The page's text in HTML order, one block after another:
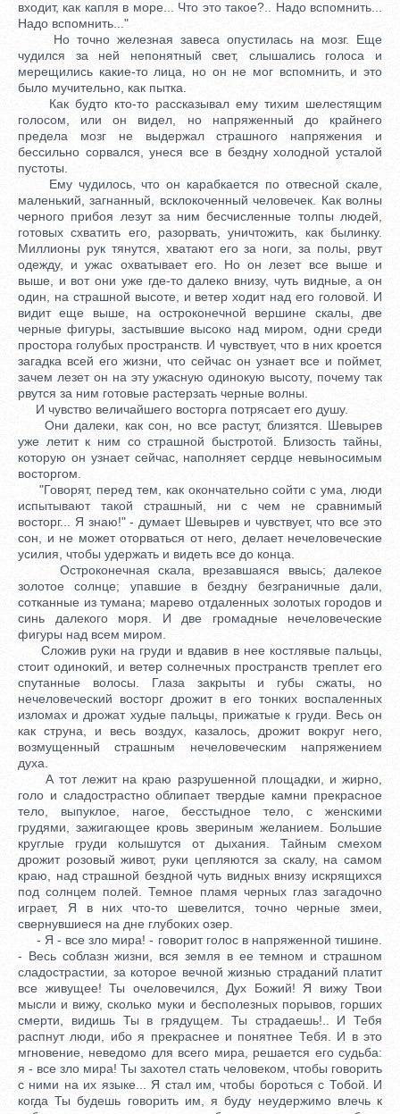
входит, как капля в море... Что это такое?.. Надо вспомнить...
Надо вспомнить..."
Но точно железная завеса опустилась на мозг. Еще
чудился за ней непонятный свет, слышались голоса и
мерещились какие-то лица, но он не мог вспомнить, и это
было мучительно, как пытка.
Как будто кто-то рассказывал ему тихим шелестящим
голосом, или он видел, но напряженный до крайнего
предела мозг не выдержал страшного напряжения и
бессильно сорвался, унеся все в бездну холодной усталой
пустоты.
Ему чудилось, что он карабкается по отвесной скале,
маленький, загнанный, всклокоченный человечек. Как волны
черного прибоя лезут за ним бесчисленные толпы людей,
готовых схватить его, разорвать, уничтожить, как былинку.
Миллионы рук тянутся, хватают его за ноги, за полы, рвут
одежду, и ужас охватывает его. Но он лезет все выше и
выше, и вот они уже где-то далеко внизу, чуть видные, а он
один, на страшной высоте, и ветер ходит над его головой. И
видит еще выше, на остроконечной вершине скалы, две
черные фигуры, застывшие высоко над миром, одни среди
простора голубых пространств. И чувствует, что в них кроется
загадка всей его жизни, что сейчас он узнает все и поймет,
зачем лезет он на эту ужасную одинокую высоту, почему так
рвутся за ним готовые растерзать черные волны.
И чувство величайшего восторга потрясает его душу.
Они далеки, как сон, но все растут, близятся. Шевырев
уже летит к ним со страшной быстротой. Близость тайны,
которую он узнает сейчас, наполняет сердце невыносимым
восторгом.
"Говорят, перед тем, как окончательно сойти с ума, люди
испытывают такой страшный, ни с чем не сравнимый
восторг... Я знаю!" - думает Шевырев и чувствует, что все это
сон, и не может оторваться от него, делает нечеловеческие
усилия, чтобы удержать и видеть все до конца.
Остроконечная скала, врезавшаяся ввысь; далекое
золотое солнце; упавшие в бездну безграничные дали,
сотканные из тумана; марево отдаленных золотых городов и
синь далекого моря. И две громадные нечеловеческие
фигуры над всем миром.
Сложив руки на груди и вдавив в нее костлявые пальцы,
стоит одинокий, и ветер солнечных пространств треплет его
спутанные волосы. Глаза закрыты и губы сжаты, но
нечеловеческий восторг дрожит в его тонких воспаленных
изломах и дрожат худые пальцы, прижатые к груди. Весь он
как струна, и весь воздух, казалось, дрожит вокруг него,
возмущенный страшным нечеловеческим напряжением
духа.
А тот лежит на краю разрушенной площадки, и жирно,
голо и сладострастно облипает твердые камни прекрасное
тело, выпуклое, нагое, бесстыдное тело, с женскими
грудями, зажигающее кровь звериным желанием. Большие
круглые груди колышутся от дыхания. Тайным смехом
дрожит розовый живот, руки цепляются за скалу, на самом
краю, над страшной бездной чуть видных внизу искрящихся
под солнцем полей. Темное пламя черных глаз загадочно
играет, Я в них что-то шевелится, точно черные змеи,
свернувшиеся на дне глубоких озер.
- Я - все зло мира! - говорит голос в напряженной тишине.
- Весь соблазн жизни, вся земля в ее темном и страшном
сладострастии, за которое вечной жизнью страданий платит
все живущее! Ты очеловечился, Дух Божий! Я вижу Твои
мысли и вижу, сколько муки и бесполезных порывов, горших
смерти, видишь Ты в грядущем. Ты страдаешь!.. И Тебя
распнут люди, ибо я прекраснее и понятнее Тебя. И в это
мгновение, неведомо для всего мира, решается его судьба:
я - все зло мира! Ты захотел стать человеком, чтобы говорить
с ними на их языке... Я стал им, чтобы бороться с Тобой. И
когда Ты будешь говорить им, я буду неудержимо влечь к